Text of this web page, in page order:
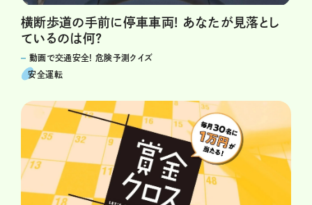
横断歩道の手前に停車車両! あなたが見落とし
ているのは何?
動画で交通安全! 危険予測クイズ
安全運転